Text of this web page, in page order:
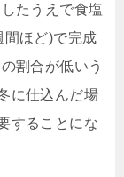
たうえで食塩
間ほど)で完成
割合が低いう
に仕込んだ場
することにな